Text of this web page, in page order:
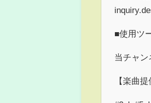
■使用ツ
当チャン
【楽曲